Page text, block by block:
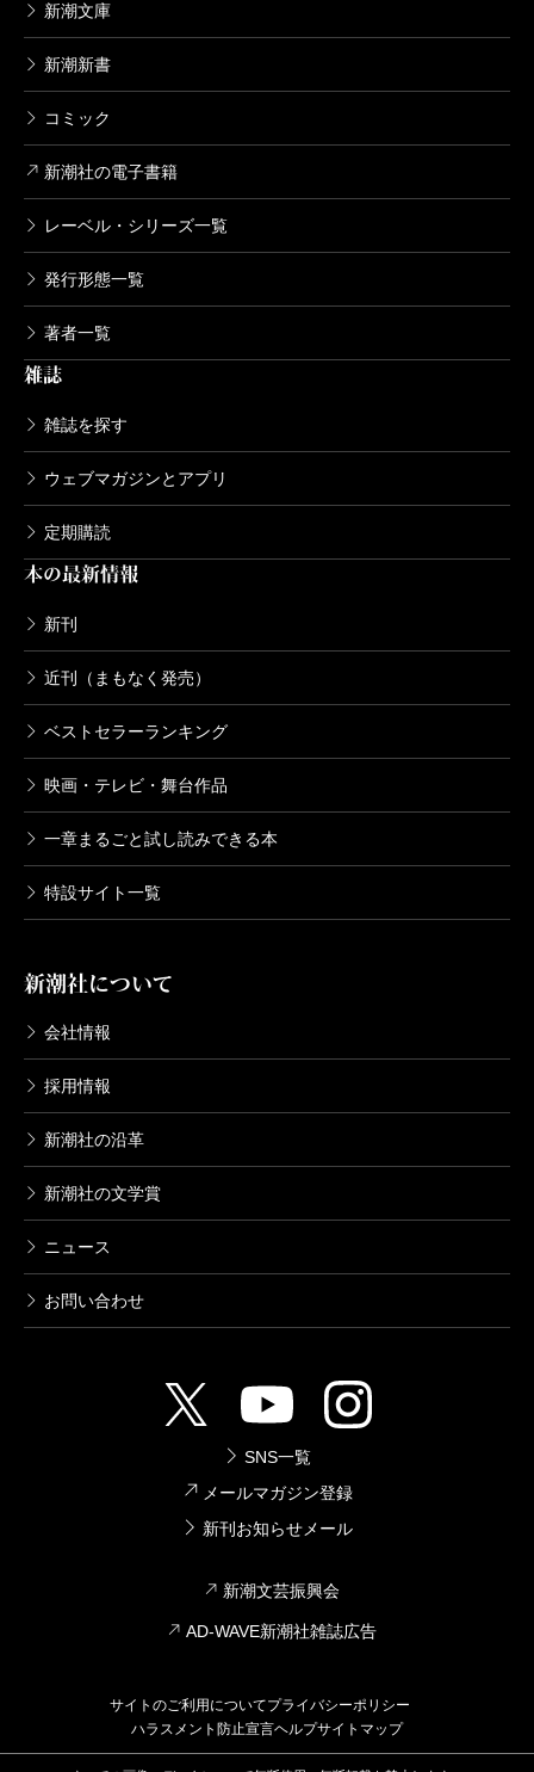
新潮文庫
新潮新書
コミック
新潮社の電子書籍
レーベル・シリーズ一覧
発行形態一覧
著者一覧
雑誌
雑誌を探す
ウェブマガジンとアプリ
定期購読
本の最新情報
新刊
近刊（まもなく発売）
ベストセラーランキング
映画・テレビ・舞台作品
一章まるごと試し読みできる本
特設サイト一覧
新潮社について
会社情報
採用情報
新潮社の沿革
新潮社の文学賞
ニュース
お問い合わせ
SNS一覧
メールマガジン登録
新刊お知らせメール
新潮文芸振興会
AD-WAVE新潮社雑誌広告
サイトのご利用についてプライバシーポリシー
ハラスメント防止宣言ヘルプサイトマップ